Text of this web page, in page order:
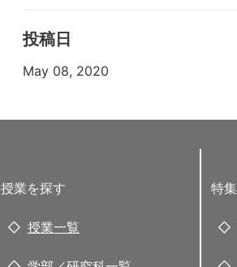
投稿日
May 08, 2020
授業を探す
授業一覧
特